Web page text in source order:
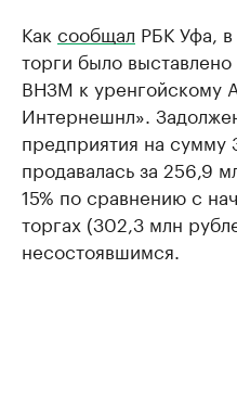
Как сообщал РБК Уфа,
торги было
ВНЗМ к уренгойскому
Интернешнл».
предприятия на сумму
продавалась за 256,9
15% по сравнению с
торгах (302,3 млн
несостоявшимся.